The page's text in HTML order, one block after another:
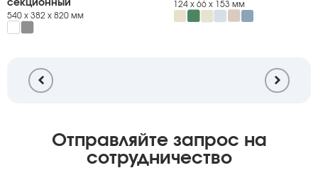
секционный
540 х 382 х 820 мм
124 х 66 х 153 мм
Отправляйте запрос на
сотрудничество